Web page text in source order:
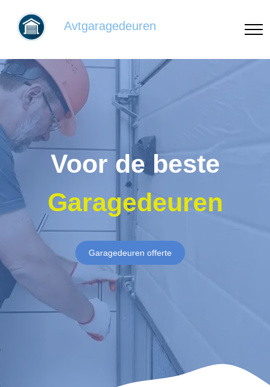
Avtgaragedeuren
Voor de beste
Garagedeuren
Garagedeuren offerte